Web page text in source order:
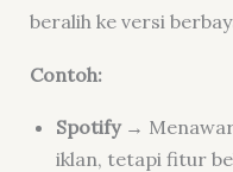
beralih ke versi
Contoh:
Spotify→
iklan, tetapi fitur